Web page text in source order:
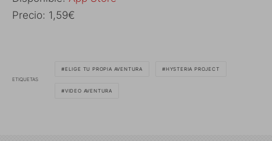
Precio: 1,59€
ETIQUETAS
ELIGE TU PROPIA AVENTURA HYSTERIA PROJECT
VIDEO AVENTURA